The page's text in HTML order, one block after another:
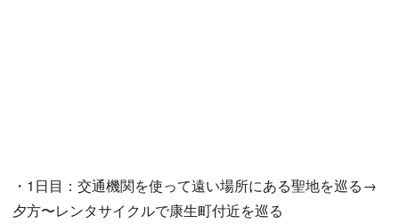
・1日目：交通機関を使って遠い場所にある聖地を巡る→
夕方〜レンタサイクルで康生町付近を巡る